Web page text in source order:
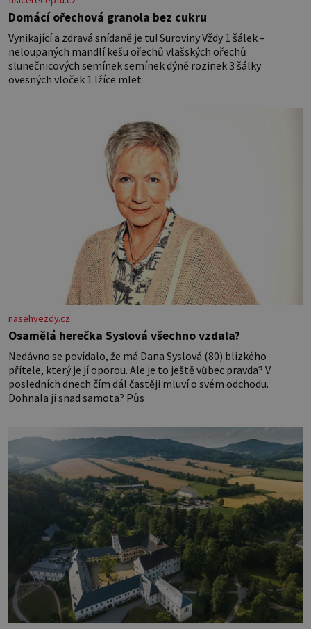
Domácí ořechová granola bez cukru
Vynikající a zdravá snídaně je tu! Suroviny Vždy 1 šálek –
neloupaných mandlí kešu ořechů vlašských ořechů
slunečnicových semínek semínek dýně rozinek 3 šálky
ovesných vloček 1 lžíce mlet
nasehvezdy.cz
Osamělá herečka Syslová všechno vzdala?
Nedávno se povídalo, že má Dana Syslová (80) blízkého
přítele, který je jí oporou. Ale je to ještě vůbec pravda? V
posledních dnech čím dál častěji mluví o svém odchodu.
Dohnala ji snad samota? Půs